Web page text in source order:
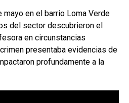
mayo en el barrio Loma Verde
del sector descubrieron el
en circunstancias
presentaba evidencias de
profundamente a la